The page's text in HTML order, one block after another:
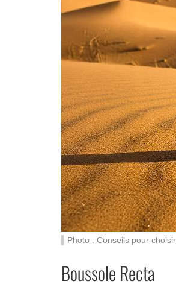
Photo : Conseils pour
Boussole Recta